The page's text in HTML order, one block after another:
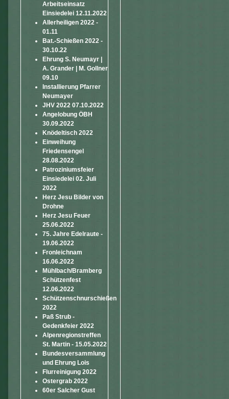
Arbeitseinsatz
Einsiedelei 12.11.2022
Allerheiligen 2022 -
01.11
Bat.-Schießen 2022 -
30.10.22
Ehrung S. Neumayr |
A. Grander | M. Gollner
09.10
Installierung Pfarrer
Neumayer
JHV 2022 07.10.2022
Angelobung ÖBH
30.09.2022
Knödeltisch 2022
Einweihung
Friedensengel
28.08.2022
Patroziniumsfeier
Einsiedelei 02. Juli
2022
Herz Jesu Bilder von
Drohne
Herz Jesu Feuer
25.06.2022
75. Jahre Edelraute -
19.06.2022
Fronleichnam
16.06.2022
Mühlbach/Bramberg
Schützenfest
12.06.2022
Schützenschnurschießen
2022
Paß Strub -
Gedenkfeier 2022
Alpenregionstreffen
St. Martin - 15.05.2022
Bundesversammlung
und Ehrung Lois
Flurreinigung 2022
Ostergrab 2022
60er Salcher Gust